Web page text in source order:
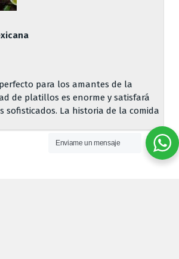
para los amantes de la
de platillos es enorme y satisfará
sofisticados. La historia de la comida
Enviame un mensaje